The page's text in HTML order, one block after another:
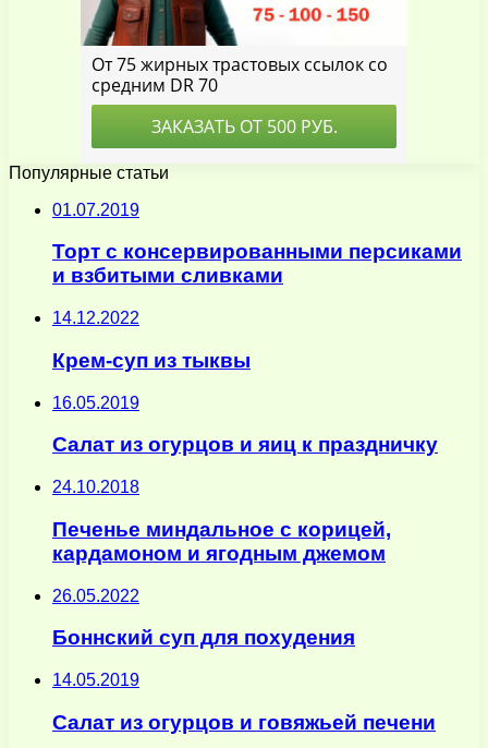
Популярные статьи
01.07.2019
Торт с консервированными персиками
и взбитыми сливками
14.12.2022
Крем-суп из тыквы
16.05.2019
Салат из огурцов и яиц к праздничку
24.10.2018
Печенье миндальное с корицей,
кардамоном и ягодным джемом
26.05.2022
Боннский суп для похудения
14.05.2019
Салат из огурцов и говяжьей печени